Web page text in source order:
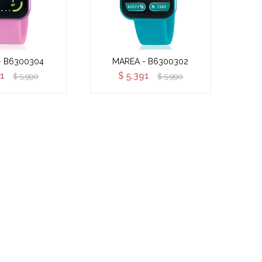
B6300304
$ 5.990
MAREA - B6300302
$ 5.391 $ 5.990